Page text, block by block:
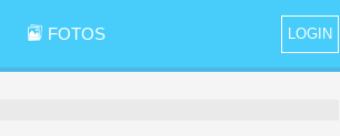
LOGIN
FOTOS